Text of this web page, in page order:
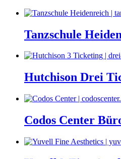
Tanzschule
Hutchison Drei
Codos Center